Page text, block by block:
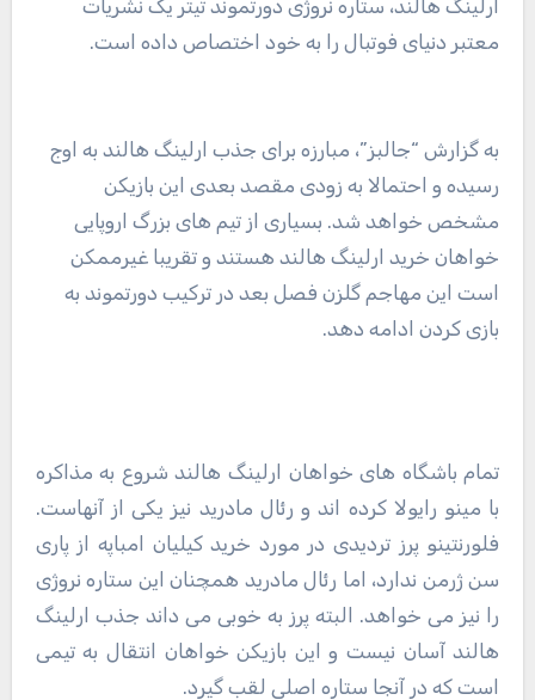
ارلینگ هالند، ستاره نروژی دورتموند تیتر یک نشریات
معتبر دنیای فوتبال را به خود اختصاص داده است.
به گزارش “جالبز”، مبارزه برای جذب ارلینگ هالند به اوج
رسیده و احتمالا به زودی مقصد بعدی این بازیکن
مشخص خواهد شد. بسیاری از تیم های بزرگ اروپایی
خواهان خرید ارلینگ هالند هستند و تقریبا غیرممکن
است این مهاجم گلزن فصل بعد در ترکیب دورتموند به
بازی کردن ادامه دهد.
تمام باشگاه های خواهان ارلینگ هالند شروع به مذاکره
با مینو رایولا کرده اند و رئال مادرید نیز یکی از آنهاست.
فلورنتینو پرز تردیدی در مورد خرید کیلیان امباپه از پاری
سن ژرمن ندارد، اما رئال مادرید همچنان این ستاره نروژی
را نیز می خواهد. البته پرز به خوبی می داند جذب ارلینگ
هالند آسان نیست و این بازیکن خواهان انتقال به تیمی
است که در آنجا ستاره اصلی لقب گیرد.